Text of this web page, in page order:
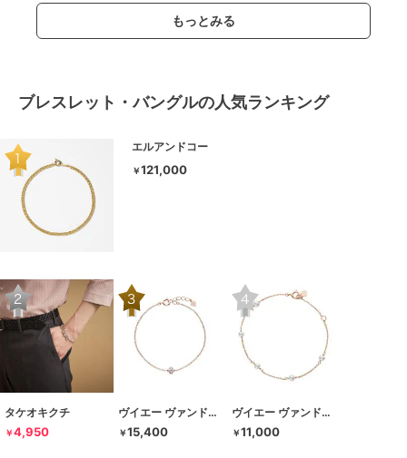
もっとみる
ブレスレット・バングルの人気ランキング
エルアンドコー
￥121,000
タケオキクチ
￥4,950
ヴイエー ヴァンドーム青山
￥15,400
ヴイエー ヴァンドーム青山
￥11,000